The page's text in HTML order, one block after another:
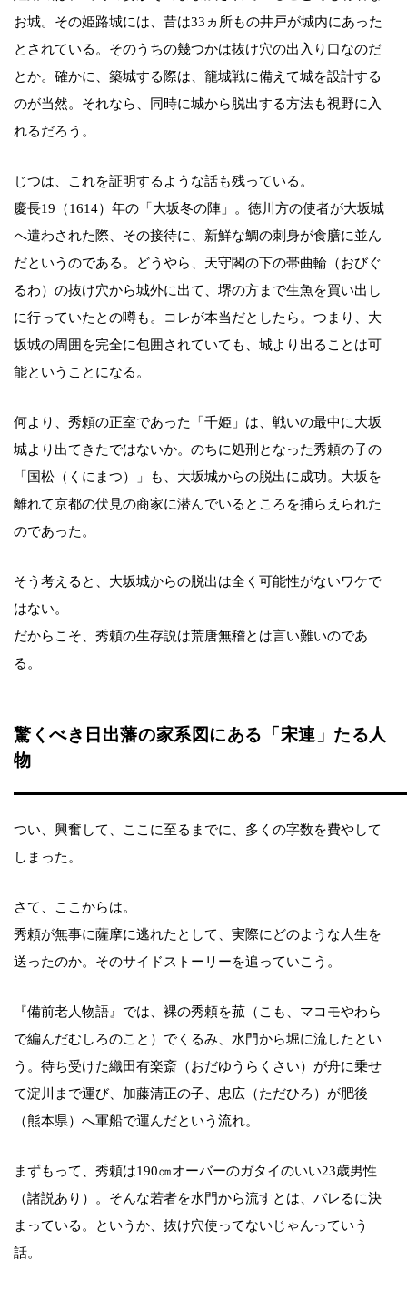
お城。その姫路城には、昔は33ヵ所もの井戸が城内にあった
とされている。そのうちの幾つかは抜け穴の出入り口なのだ
とか。確かに、築城する際は、籠城戦に備えて城を設計する
のが当然。それなら、同時に城から脱出する方法も視野に入
れるだろう。
じつは、これを証明するような話も残っている。
慶長19（1614）年の「大坂冬の陣」。徳川方の使者が大坂城
へ遣わされた際、その接待に、新鮮な鯛の刺身が食膳に並ん
だというのである。どうやら、天守閣の下の帯曲輪（おびぐ
るわ）の抜け穴から城外に出て、堺の方まで生魚を買い出し
に行っていたとの噂も。コレが本当だとしたら。つまり、大
坂城の周囲を完全に包囲されていても、城より出ることは可
能ということになる。
何より、秀頼の正室であった「千姫」は、戦いの最中に大坂
城より出てきたではないか。のちに処刑となった秀頼の子の
「国松（くにまつ）」も、大坂城からの脱出に成功。大坂を
離れて京都の伏見の商家に潜んでいるところを捕らえられた
のであった。
そう考えると、大坂城からの脱出は全く可能性がないワケで
はない。
だからこそ、秀頼の生存説は荒唐無稽とは言い難いのであ
る。
驚くべき日出藩の家系図にある「宋連」たる人
物
つい、興奮して、ここに至るまでに、多くの字数を費やして
しまった。
さて、ここからは。
秀頼が無事に薩摩に逃れたとして、実際にどのような人生を
送ったのか。そのサイドストーリーを追っていこう。
『備前老人物語』では、裸の秀頼を菰（こも、マコモやわら
で編んだむしろのこと）でくるみ、水門から堀に流したとい
う。待ち受けた織田有楽斎（おだゆうらくさい）が舟に乗せ
て淀川まで運び、加藤清正の子、忠広（ただひろ）が肥後
（熊本県）へ軍船で運んだという流れ。
まずもって、秀頼は190㎝オーバーのガタイのいい23歳男性
（諸説あり）。そんな若者を水門から流すとは、バレるに決
まっている。というか、抜け穴使ってないじゃんっていう
話。